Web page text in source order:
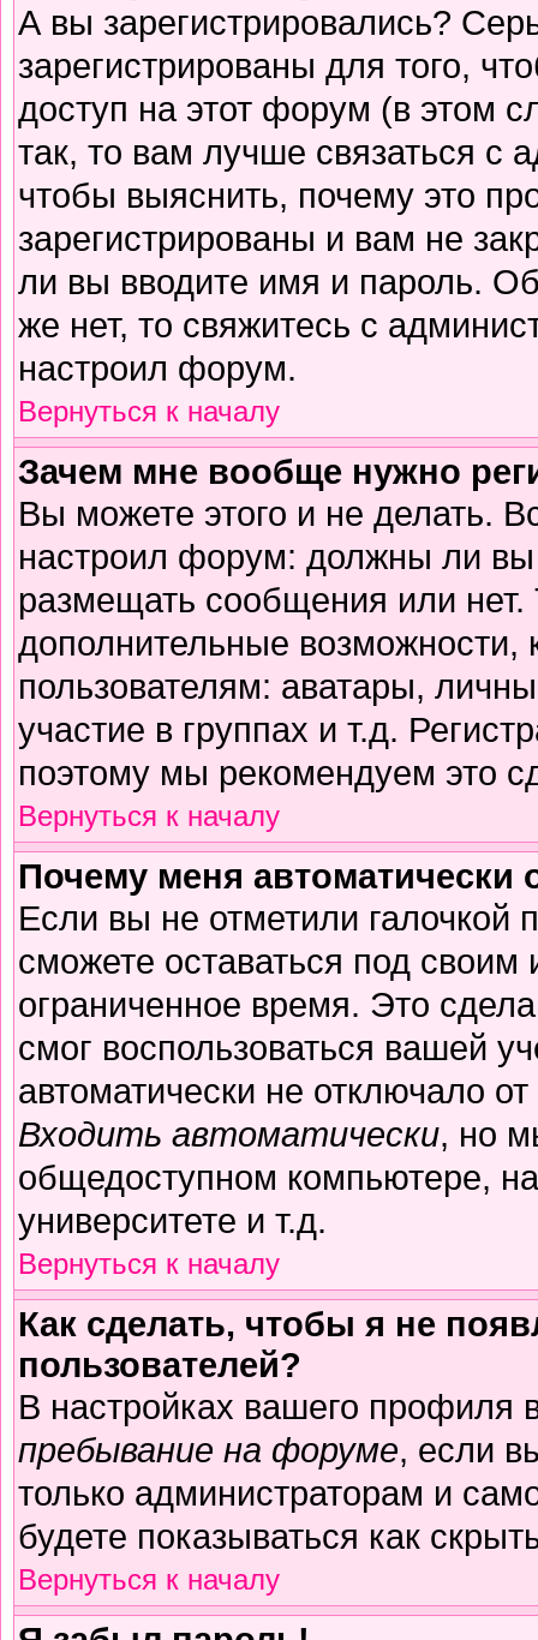
А вы зарегистрировались?
зарегистрированы для того,
доступ на этот форум (в этом
так, то вам лучше связаться с
чтобы выяснить, почему это
зарегистрированы и вам не
ли вы вводите имя и пароль.
же нет, то свяжитесь с
настроил форум.
Вернуться к началу
Зачем мне вообще нужно
Вы можете этого и не делать.
настроил форум: должны ли вы
размещать сообщения или
дополнительные
пользователям: аватары,
участие в группах и т.д.
поэтому мы рекомендуем это
Вернуться к началу
Почему меня автоматически
Если вы не отметили галочкой
сможете оставаться под
ограниченное время. Это
смог воспользоваться вашей
автоматически не отключало
Входить автоматически, но
общедоступном компьютере,
университете и т.д.
Вернуться к началу
Как сделать, чтобы я не
пользователей?
В настройках вашего
пребывание на форуме, если
только администраторам и
будете показываться как
Вернуться к началу